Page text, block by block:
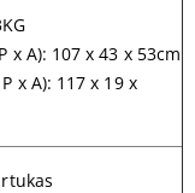
x A): 107 x 43 x 53cm
x A): 117 x 19 x